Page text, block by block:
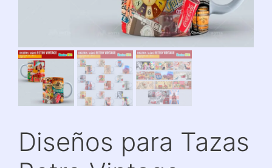
Diseños para Tazas